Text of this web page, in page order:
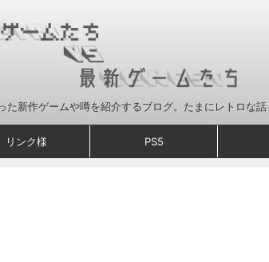
た新作ゲームや噂を紹介するブログ。たまにレトロな話
リンク様 PS5